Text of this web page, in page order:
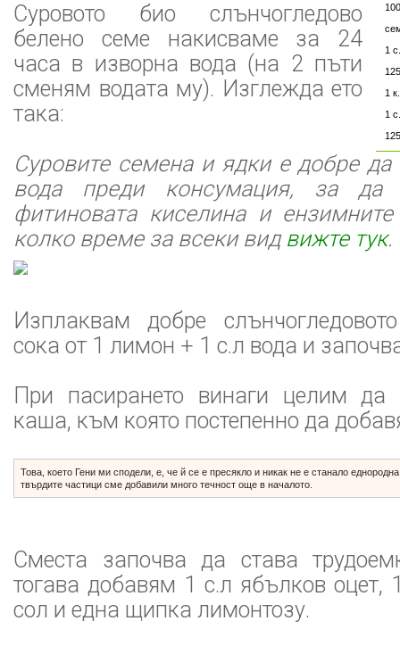
1
1
1
Суровото био слънчогледово
белено семе накисваме за 24
часа в изворна вода (на 2 пъти
сменям водата му). Изглежда ето
така:
Суровите семена и ядки е добре да
вода преди консумация, за да
фитиновата киселина и
колко време за всеки вид вижте тук.
Изплаквам добре
сока от 1 лимон + 1 с.л вода и
При пасирането винаги целим да
каша, към която постепенно да
Това, което Гени ми сподели, е, че й се е пресякло и никак не е станало
твърдите частици сме добавили много течност още в началото.
Сместа започва да става
тогава добавям 1 с.л ябълков оцет,
сол и една щипка лимонтозу.